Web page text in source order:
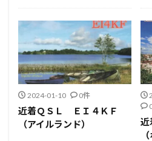
2024-01-10 0件
近着ＱＳＬ ＥＩ４ＫＦ
（アイルランド）
近